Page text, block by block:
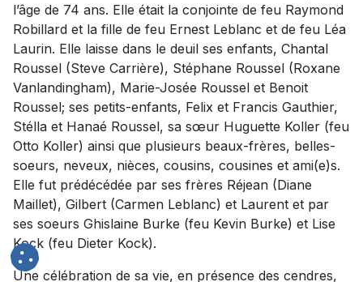
l’âge de 74 ans. Elle était la conjointe de feu Raymond
Robillard et la fille de feu Ernest Leblanc et de feu Léa
Laurin. Elle laisse dans le deuil ses enfants, Chantal
Roussel (Steve Carrière), Stéphane Roussel (Roxane
Vanlandingham), Marie-Josée Roussel et Benoit
Roussel; ses petits-enfants, Felix et Francis Gauthier,
Stélla et Hanaé Roussel, sa sœur Huguette Koller (feu
Otto Koller) ainsi que plusieurs beaux-frères, belles-
soeurs, neveux, nièces, cousins, cousines et ami(e)s.
Elle fut prédécédée par ses frères Réjean (Diane
Maillet), Gilbert (Carmen Leblanc) et Laurent et par
ses soeurs Ghislaine Burke (feu Kevin Burke) et Lise
Kock (feu Dieter Kock).
Une célébration de sa vie, en présence des cendres,